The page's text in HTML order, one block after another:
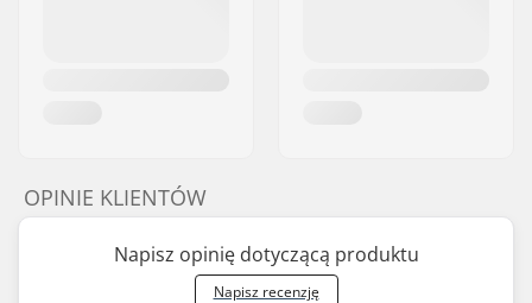
OPINIE KLIENTÓW
Napisz opinię dotyczącą produktu
Napisz recenzję